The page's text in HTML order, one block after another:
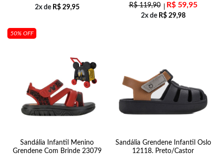
2x de R$29,95 R$119,90 R$59,95
2x de R$29,98
50% OFF
Sandália Infantil Menino
Grendene Com Brinde 23079
Sandália Grendene Infantil Oslo
12118. Preto/Castor